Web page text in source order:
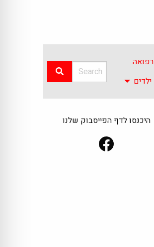
רפואה
ילדים
היכנסו לדף הפייסבוק שלנו
Facebook